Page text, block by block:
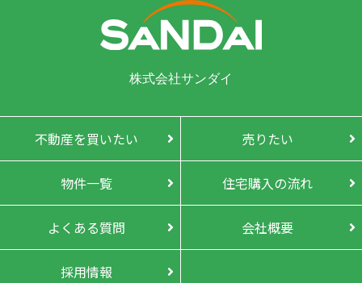
株式会社サンダイ
不動産を買いたい 売りたい
物件一覧 住宅購入の流れ
よくある質問 会社概要
採用情報